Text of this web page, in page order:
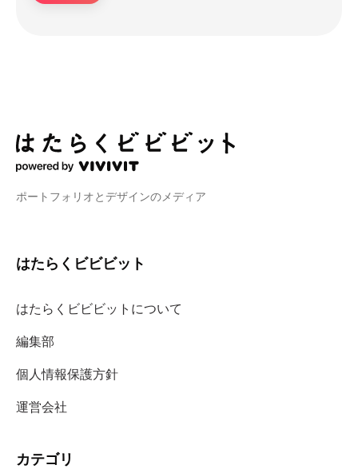
ポートフォリオとデザインのメディア
はたらくビビビット
はたらくビビビットについて
編集部
個人情報保護方針
運営会社
カテゴリ